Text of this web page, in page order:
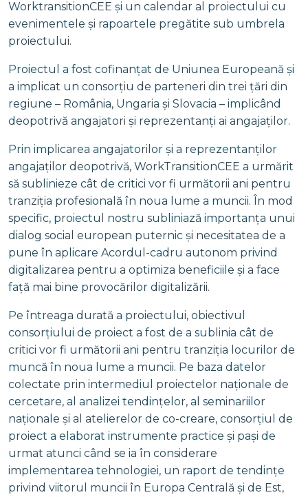
WorktransitionCEE și un calendar al proiectului cu
evenimentele și rapoartele pregătite sub umbrela
proiectului.
Proiectul a fost cofinanțat de Uniunea Europeană și
a implicat un consorțiu de parteneri din trei țări din
regiune – România, Ungaria și Slovacia – implicând
deopotrivă angajatori și reprezentanți ai angajaților.
Prin implicarea angajatorilor și a reprezentanților
angajaților deopotrivă, WorkTransitionCEE a urmărit
să sublinieze cât de critici vor fi următorii ani pentru
tranziția profesională în noua lume a muncii. În mod
specific, proiectul nostru subliniază importanța unui
dialog social european puternic și necesitatea de a
pune în aplicare Acordul-cadru autonom privind
digitalizarea pentru a optimiza beneficiile și a face
față mai bine provocărilor digitalizării.
Pe întreaga durată a proiectului, obiectivul
consorțiului de proiect a fost de a sublinia cât de
critici vor fi următorii ani pentru tranziția locurilor de
muncă în noua lume a muncii. Pe baza datelor
colectate prin intermediul proiectelor naționale de
cercetare, al analizei tendințelor, al seminariilor
naționale și al atelierelor de co-creare, consorțiul de
proiect a elaborat instrumente practice și pași de
urmat atunci când se ia în considerare
implementarea tehnologiei, un raport de tendințe
privind viitorul muncii în Europa Centrală și de Est,